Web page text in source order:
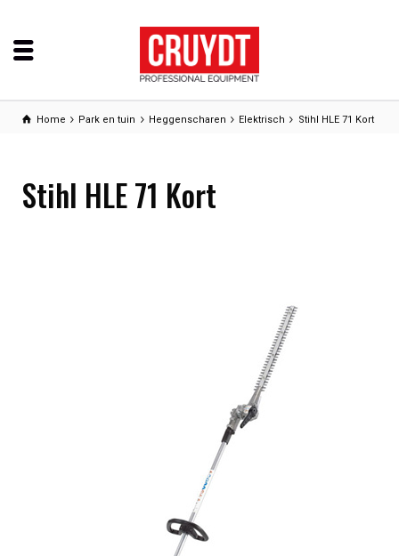
Home Park en tuin Heggenscharen Elektrisch Stihl HLE 71 Kort
Stihl HLE 71 Kort